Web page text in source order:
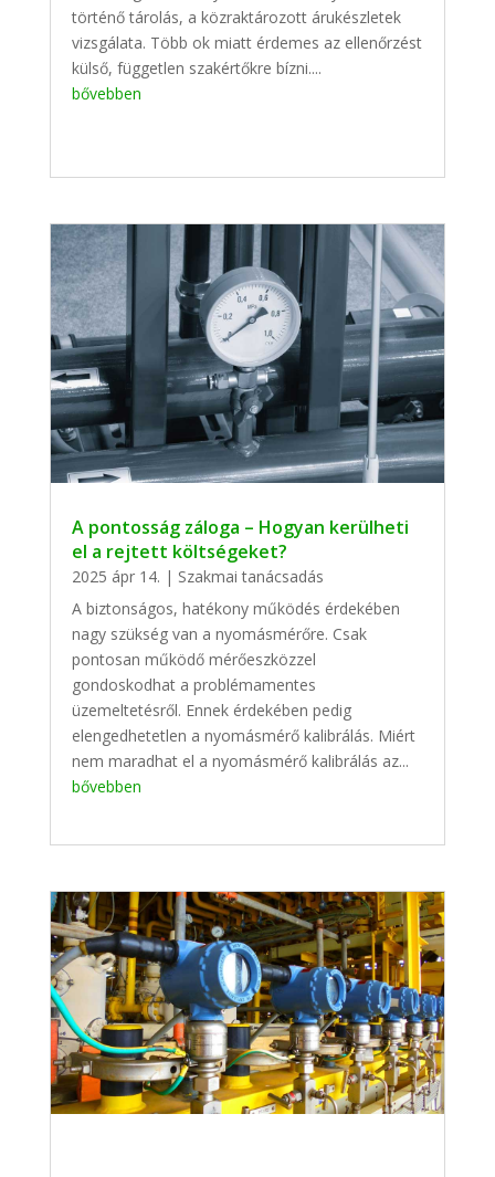
történő tárolás, a közraktározott árukészletek
vizsgálata. Több ok miatt érdemes az ellenőrzést
külső, független szakértőkre bízni....
bővebben
A pontosság záloga – Hogyan kerülheti
el a rejtett költségeket?
2025 ápr 14. | Szakmai tanácsadás
A biztonságos, hatékony működés érdekében
nagy szükség van a nyomásmérőre. Csak
pontosan működő mérőeszközzel
gondoskodhat a problémamentes
üzemeltetésről. Ennek érdekében pedig
elengedhetetlen a nyomásmérő kalibrálás. Miért
nem maradhat el a nyomásmérő kalibrálás az...
bővebben